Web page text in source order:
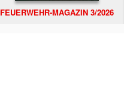
FEUERWEHR-MAGAZIN 3/2026